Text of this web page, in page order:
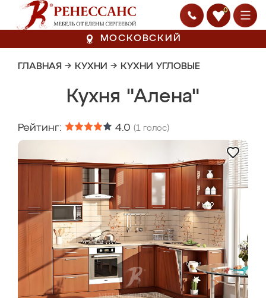
0
МОСКОВСКИЙ
ГЛАВНАЯ → КУХНИ → КУХНИ УГЛОВЫЕ
Кухня "Алена"
Рейтинг: 4.0 (1 голос)